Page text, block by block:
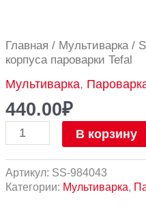
Главная / Мультиварка/
корпуса пароварки Tefal
Мультиварка,
440.00₽
Количество
товара
984043,
Часть
корпуса
пароварки
Tefal
В корзину
Артикул: SS-984043
Категории: Мультиварка,